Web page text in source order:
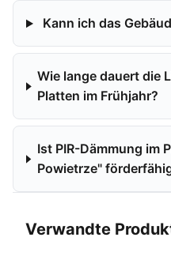
Kann ich das
Wie lange dauert die
Platten im Frühjahr?
Ist PIR-Dämmung im
Powietrze"
Verwandte